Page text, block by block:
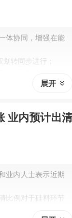
体协同，增强在能
转同步进行；
展开
业内预计出清
业内人士表示近期
比例对于硅料环节